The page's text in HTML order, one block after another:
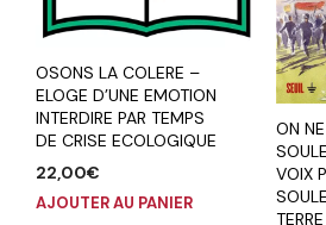
OSONS LA COLERE –
ELOGE D’UNE EMOTION
INTERDIRE PAR TEMPS
DE CRISE ECOLOGIQUE
22,00€
AJOUTER AU PANIER
ON
VOIX
TERRE